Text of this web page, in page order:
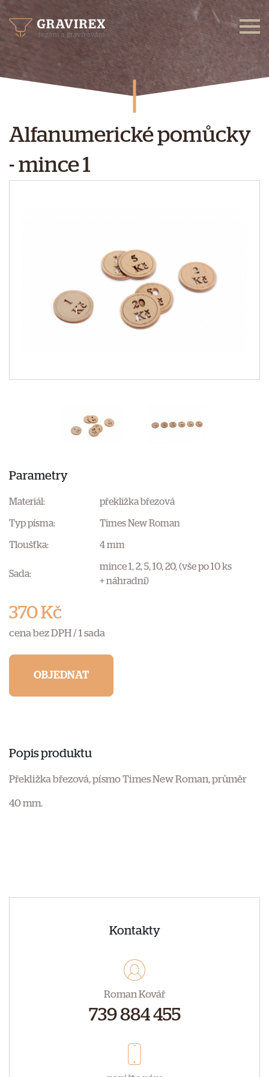
Alfanumerické pomůcky
- mince 1
Parametry
Materiál: překližka březová
Typ písma: Times New Roman
Tloušťka: 4 mm
Sada:
mince 1, 2, 5, 10, 20, (vše po 10 ks
+ náhradní)
370 Kč
cena bez DPH /1 sada
OBJEDNAT
Popis produktu
Překližka březová, písmo Times New Roman, průměr
40 mm.
Kontakty
Roman Kovář
739 884 455